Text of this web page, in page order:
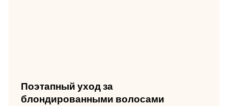
Поэтапный уход за
блондированными волосами